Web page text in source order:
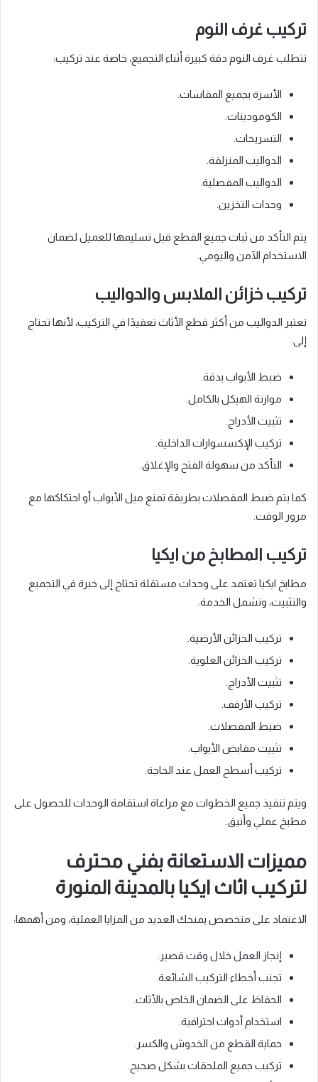
تركيب غرف النوم
تتطلب غرف النوم دقة كبيرة أثناء التجميع، خاصة عند تركيب:
الأسرة بجميع المقاسات.
الكومودينات.
التسريحات.
الدواليب المنزلقة.
الدواليب المفصلية.
وحدات التخزين.
يتم التأكد من ثبات جميع القطع قبل تسليمها للعميل لضمان
الاستخدام الآمن واليومي.
تركيب خزائن الملابس والدواليب
تعتبر الدواليب من أكثر قطع الأثاث تعقيدًا في التركيب، لأنها تحتاج
إلى:
ضبط الأبواب بدقة.
موازنة الهيكل بالكامل.
تثبيت الأدراج.
تركيب الإكسسوارات الداخلية.
التأكد من سهولة الفتح والإغلاق.
كما يتم ضبط المفصلات بطريقة تمنع ميل الأبواب أو احتكاكها مع
مرور الوقت.
تركيب المطابخ من ايكيا
مطابخ ايكيا تعتمد على وحدات مستقلة تحتاج إلى خبرة في التجميع
والتثبيت، وتشمل الخدمة:
تركيب الخزائن الأرضية.
تركيب الخزائن العلوية.
تثبيت الأدراج.
تركيب الأرفف.
ضبط المفصلات.
تثبيت مقابض الأبواب.
تركيب أسطح العمل عند الحاجة.
ويتم تنفيذ جميع الخطوات مع مراعاة استقامة الوحدات للحصول على
مطبخ عملي وأنيق.
مميزات الاستعانة بفني محترف
لتركيب اثاث ايكيا بالمدينة المنورة
الاعتماد على متخصص يمنحك العديد من المزايا العملية، ومن أهمها:
إنجاز العمل خلال وقت قصير.
تجنب أخطاء التركيب الشائعة.
الحفاظ على الضمان الخاص بالأثاث.
استخدام أدوات احترافية.
حماية القطع من الخدوش والكسر.
تركيب جميع الملحقات بشكل صحيح.